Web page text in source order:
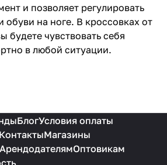
и позволяет регулировать
обуви на ноге. В кроссовках от
будете чувствовать себя
в любой ситуации.
БлогУсловия оплаты
КонтактыМагазины
АрендодателямОптовикам